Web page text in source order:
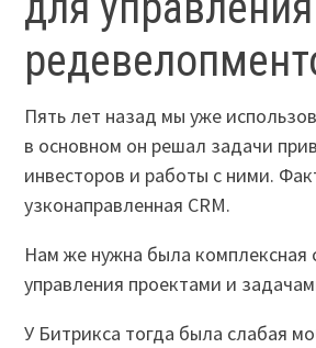
Пять лет назад мы уже
в основном он решал задачи
инвесторов и работы с ними.
узконаправленная CRM.
Нам же нужна была комплексная
управления проектами и
У Битрикса тогда была слабая